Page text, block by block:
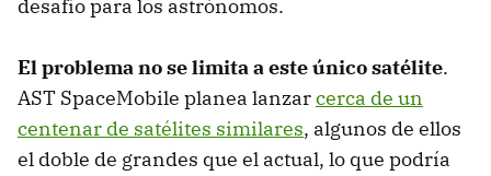
desafío para los astrónomos.
El problema no se limita a este único satélite.
AST SpaceMobile planea lanzarcerca de un
centenar de satélites similares, algunos de ellos
el doble de grandes que el actual, lo que podría